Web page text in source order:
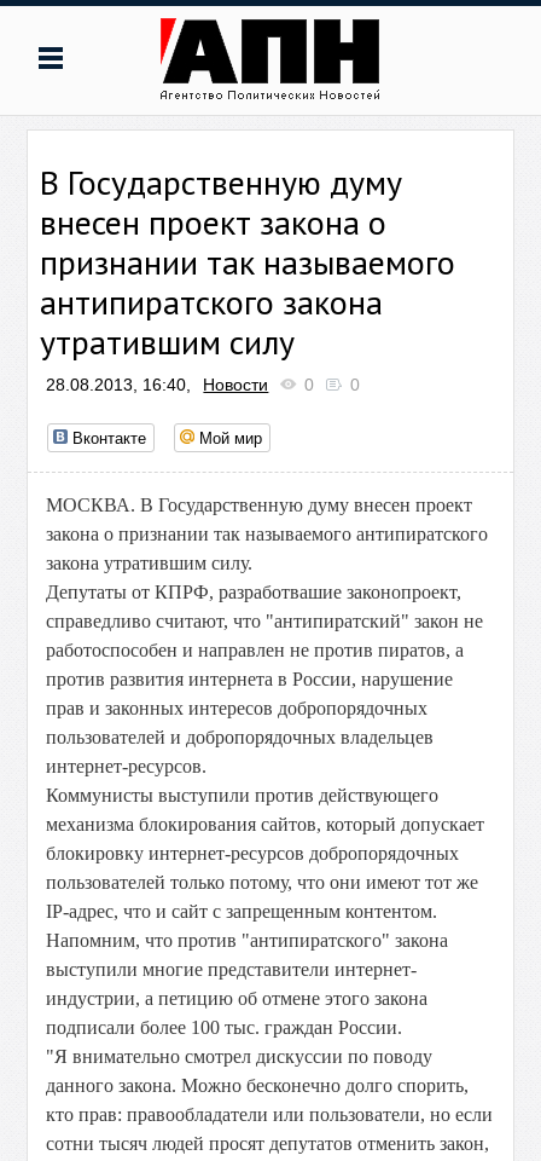
В Государственную думу
внесен проект закона о
признании так называемого
антипиратского закона
утратившим силу
28.08.2013, 16:40, Новости 0 0
Вконтакте Мой мир
МОСКВА. В Государственную думу внесен проект
закона о признании так называемого антипиратского
закона утратившим силу.
Депутаты от КПРФ, разработвашие законопроект,
справедливо считают, что "антипиратский" закон не
работоспособен и направлен не против пиратов, а
против развития интернета в России, нарушение
прав и законных интересов добропорядочных
пользователей и добропорядочных владельцев
интернет-ресурсов.
Коммунисты выступили против действующего
механизма блокирования сайтов, который допускает
блокировку интернет-ресурсов добропорядочных
пользователей только потому, что они имеют тот же
IP-адрес, что и сайт с запрещенным контентом.
Напомним, что против "антипиратского" закона
выступили многие представители интернет-
индустрии, а петицию об отмене этого закона
подписали более 100 тыс. граждан России.
"Я внимательно смотрел дискуссии по поводу
данного закона. Можно бесконечно долго спорить,
кто прав: правообладатели или пользователи, но если
сотни тысяч людей просят депутатов отменить закон,